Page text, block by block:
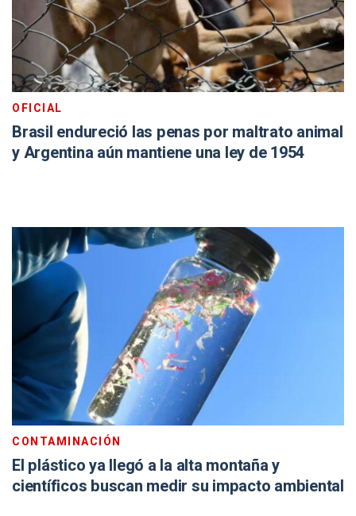
OFICIAL
Brasil endureció las penas por maltrato animal
y Argentina aún mantiene una ley de 1954
CONTAMINACIÓN
El plástico ya llegó a la alta montaña y
científicos buscan medir su impacto ambiental